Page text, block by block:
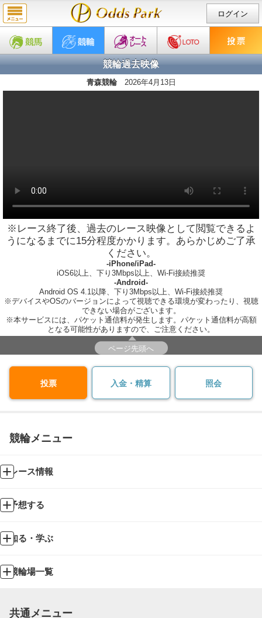
ログイン
競輪過去映像
青森競輪 2026年4月13日
※レース終了後、過去のレース映像として閲覧できるよ
うになるまでに15分程度かかります。あらかじめご了承
ください。
-iPhone/iPad-
iOS6以上、下り3Mbps以上、Wi-Fi接続推奨
-Android-
Android OS 4.1以降、下り3Mbps以上、Wi-Fi接続推奨
※デバイスやOSのバージョンによって視聴できる環境が変わったり、視聴
できない場合がございます。
※本サービスには、パケット通信料が発生します。パケット通信料が高額
となる可能性がありますので、ご注意ください。
ページ先頭へ
投票 入金・精算 照会
競輪メニュー
レース情報
予想する
知る・学ぶ
競輪場一覧
共通メニュー